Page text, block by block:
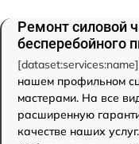
Ремонт силовой
бесперебойного
нашем профильном
мастерами. На все
расширенную
качестве наших